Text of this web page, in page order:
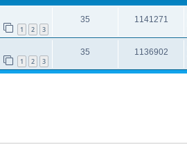
1 2 3
35 1141271
1 2 3
35 1136902